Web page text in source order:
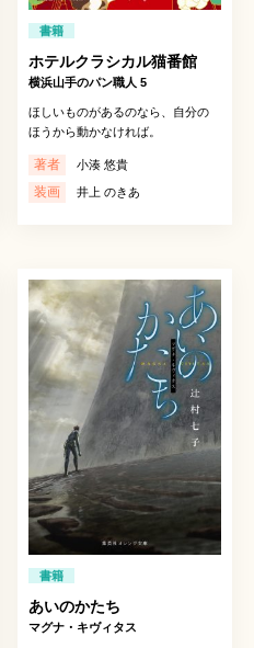
書籍
ホテルクラシカル猫番館
横浜山手のパン職人 5
ほしいものがあるのなら、自分の
ほうから動かなければ。
著者 小湊 悠貴
装画 井上 のきあ
書籍
あいのかたち
マグナ・キヴィタス